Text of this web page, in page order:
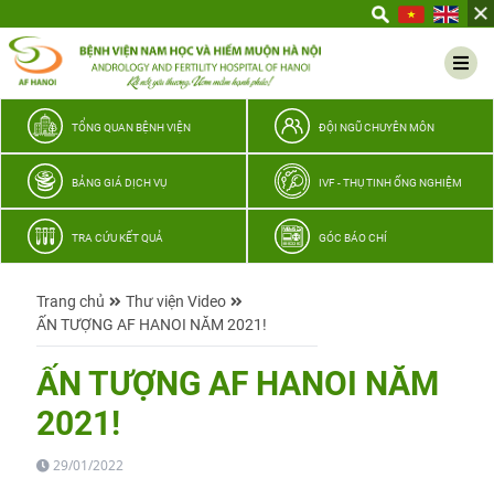
thương
TỔNG QUAN BỆNH VIỆN ĐỘI NGŨ CHUYÊN MÔN
BẢNG GIÁ DỊCH VỤ IVF - THỤ TINH ỐNG NGHIỆM
TRA CỨU KẾT QUẢ GÓC BÁO CHÍ
Trang chủ
Thư viện Video
ẤN TƯỢNG AF HANOI NĂM 2021!
ẤN TƯỢNG AF HANOI NĂM
2021!
29/01/2022